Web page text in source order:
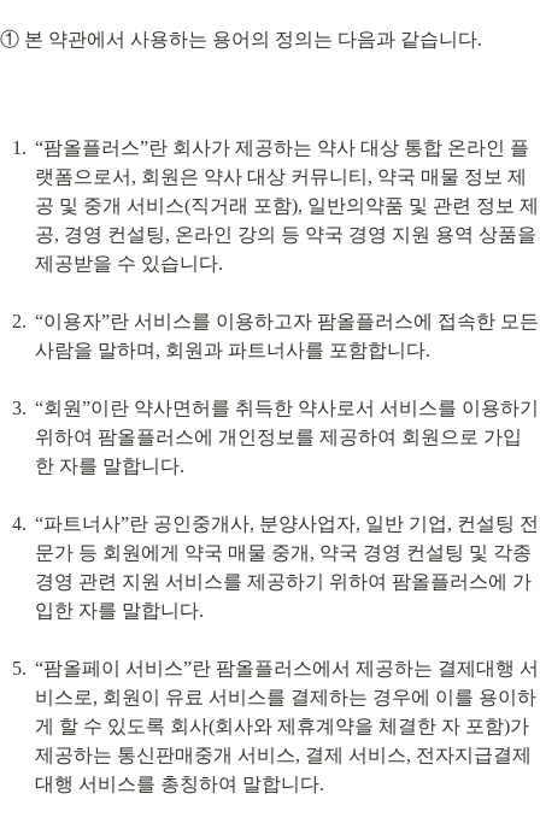
① 본 약관에서 사용하는 용어의 정의는 다음과 같습니다.
“팜올플러스”란 회사가 제공하는 약사 대상 통합 온라인 플
랫폼으로서, 회원은 약사 대상 커뮤니티, 약국 매물 정보 제
공 및 중개 서비스(직거래 포함), 일반의약품 및 관련 정보 제
공, 경영 컨설팅, 온라인 강의 등 약국 경영 지원 용역 상품을
제공받을 수 있습니다.
“이용자”란 서비스를 이용하고자 팜올플러스에 접속한 모든
사람을 말하며, 회원과 파트너사를 포함합니다.
“회원”이란 약사면허를 취득한 약사로서 서비스를 이용하기
위하여 팜올플러스에 개인정보를 제공하여 회원으로 가입
한 자를 말합니다.
“파트너사”란 공인중개사, 분양사업자, 일반 기업, 컨설팅 전
문가 등 회원에게 약국 매물 중개, 약국 경영 컨설팅 및 각종
경영 관련 지원 서비스를 제공하기 위하여 팜올플러스에 가
입한 자를 말합니다.
“팜올페이 서비스”란 팜올플러스에서 제공하는 결제대행 서
비스로, 회원이 유료 서비스를 결제하는 경우에 이를 용이하
게 할 수 있도록 회사(회사와 제휴계약을 체결한 자 포함)가
제공하는 통신판매중개 서비스, 결제 서비스, 전자지급결제
대행 서비스를 총칭하여 말합니다.